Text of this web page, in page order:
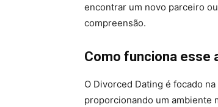
encontrar um novo parceiro
compreensão.
Como funciona esse
O Divorced Dating é focado
proporcionando um ambiente